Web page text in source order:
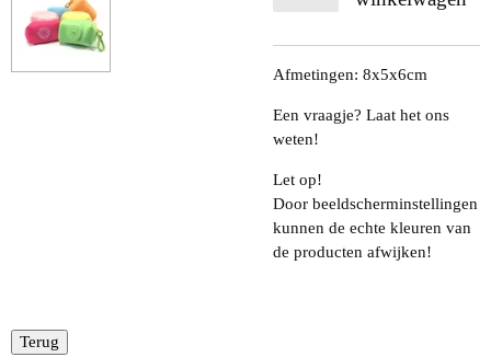
Afmetingen: 8x5x6cm
Een vraagje? Laat het ons
weten!
Let op!
Door beeldscherminstellingen
kunnen de echte kleuren van
de producten afwijken!
Terug